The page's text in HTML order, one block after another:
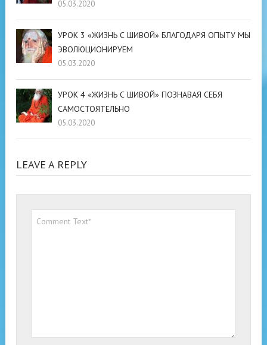
05.03.2020
УРОК 3 «ЖИЗНЬ С ШИВОЙ» БЛАГОДАРЯ ОПЫТУ МЫ
ЭВОЛЮЦИОНИРУЕМ
05.03.2020
УРОК 4 «ЖИЗНЬ С ШИВОЙ» ПОЗНАВАЯ СЕБЯ
САМОСТОЯТЕЛЬНО
05.03.2020
LEAVE A REPLY